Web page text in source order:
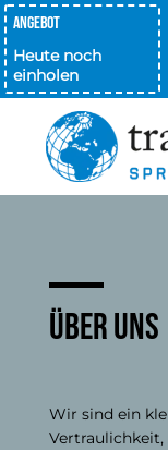
Angebot
Heute noch
einholen
Über uns
Wir sind ein